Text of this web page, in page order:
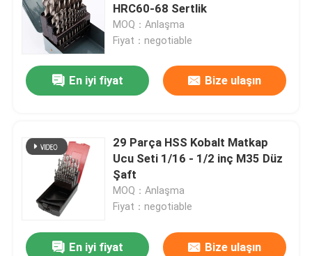
HRC60-68 Sertlik
MOQ：Anlaşma
Fiyat：negotiable
En iyi fiyat Bize ulaşın
29 Parça HSS Kobalt Matkap
Ucu Seti 1/16 - 1/2 inç M35 Düz
Şaft
MOQ：Anlaşma
Fiyat：negotiable
En iyi fiyat Bize ulaşın